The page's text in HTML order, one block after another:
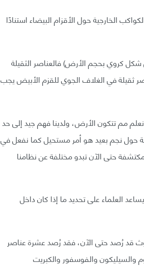
الخارجية حول الأقزام البيضاء استنادًا
كروي بحجم الأرض) فالعناصر الثقيلة
ثقيلة في الغلاف الجوي للقزم الأبيض يجب
نعلم مم تتكون الأرض، ولدينا فهم جيد إلى حد
حول نجم بعيد هو أمر مستحيل كما نفعل في
حتى الآن تبدو مختلفة عن نظامنا
العلماء على تحديد ما إذا كان داخل
قد رُصد حتى الآن، فقد رُصد عشرة عناصر
والسيليكون والفوسفور والكبريت